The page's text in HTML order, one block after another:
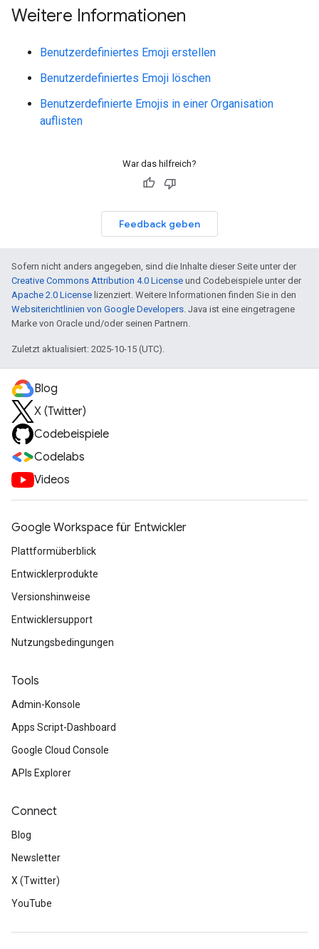
Weitere Informationen
Benutzerdefiniertes Emoji erstellen
Benutzerdefiniertes Emoji löschen
Benutzerdefinierte Emojis in einer Organisation
auflisten
War das hilfreich?
Feedback geben
Sofern nicht anders angegeben, sind die Inhalte dieser Seite unter der
Creative Commons Attribution 4.0 License und Codebeispiele unter der
Apache 2.0 License lizenziert. Weitere Informationen finden Sie in den
Websiterichtlinien von Google Developers. Java ist eine eingetragene
Marke von Oracle und/oder seinen Partnern.
Zuletzt aktualisiert: 2025-10-15 (UTC).
Blog
X (Twitter)
Codebeispiele
Codelabs
Videos
Google Workspace für Entwickler
Plattformüberblick
Entwicklerprodukte
Versionshinweise
Entwicklersupport
Nutzungsbedingungen
Tools
Admin-Konsole
Apps Script-Dashboard
Google Cloud Console
APIs Explorer
Connect
Blog
Newsletter
X (Twitter)
YouTube